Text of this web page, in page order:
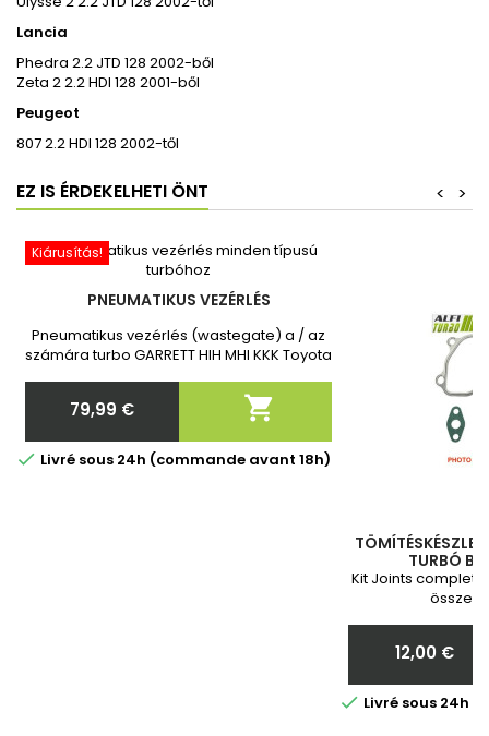
Lancia
Phedra 2.2 JTD 128 2002-ből
Zeta 2 2.2 HDI 128 2001-ből
Peugeot
807 2.2 HDI 128 2002-től
EZ IS ÉRDEKELHETI ÖNT >
<
Kiárusítás!
PNEUMATIKUS VEZÉRLÉS
Pneumatikus vezérlés (wastegate) a / az
számára turbo GARRETT HIH MHI KKK Toyota
Megrendelés után kérjük, adja meg
nekünk a turbó pontos cikkszámát!
Ár
79,99 € 
 Livré sous 24h (commande avant 18h)
TURBÓ
Kit Joints
Ár
12,00 €
 Livré sous 24h